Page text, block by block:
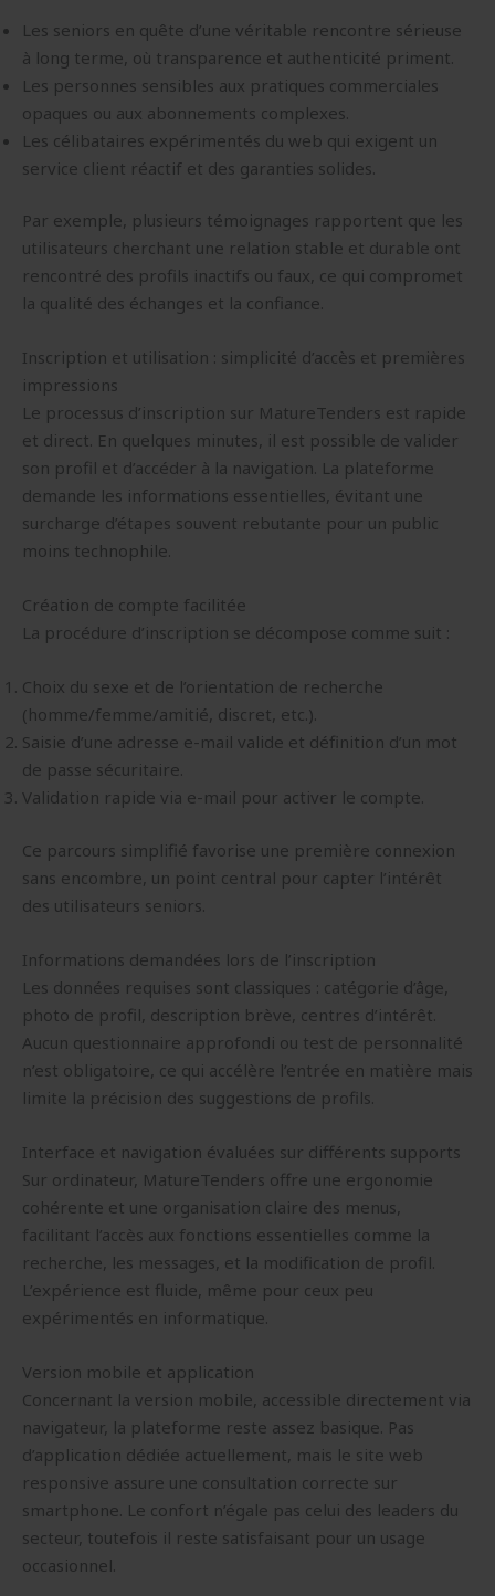
Les seniors en quête d’une véritable rencontre sérieuse
à long terme, où transparence et authenticité priment.
Les personnes sensibles aux pratiques commerciales
opaques ou aux abonnements complexes.
Les célibataires expérimentés du web qui exigent un
service client réactif et des garanties solides.
Par exemple, plusieurs témoignages rapportent que les
utilisateurs cherchant une relation stable et durable ont
rencontré des profils inactifs ou faux, ce qui compromet
la qualité des échanges et la confiance.
Inscription et utilisation : simplicité d’accès et premières
impressions
Le processus d’inscription sur MatureTenders est rapide
et direct. En quelques minutes, il est possible de valider
son profil et d’accéder à la navigation. La plateforme
demande les informations essentielles, évitant une
surcharge d’étapes souvent rebutante pour un public
moins technophile.
Création de compte facilitée
La procédure d’inscription se décompose comme suit :
Choix du sexe et de l’orientation de recherche
(homme/femme/amitié, discret, etc.).
Saisie d’une adresse e-mail valide et définition d’un mot
de passe sécuritaire.
Validation rapide via e-mail pour activer le compte.
Ce parcours simplifié favorise une première connexion
sans encombre, un point central pour capter l’intérêt
des utilisateurs seniors.
Informations demandées lors de l’inscription
Les données requises sont classiques : catégorie d’âge,
photo de profil, description brève, centres d’intérêt.
Aucun questionnaire approfondi ou test de personnalité
n’est obligatoire, ce qui accélère l’entrée en matière mais
limite la précision des suggestions de profils.
Interface et navigation évaluées sur différents supports
Sur ordinateur, MatureTenders offre une ergonomie
cohérente et une organisation claire des menus,
facilitant l’accès aux fonctions essentielles comme la
recherche, les messages, et la modification de profil.
L’expérience est fluide, même pour ceux peu
expérimentés en informatique.
Version mobile et application
Concernant la version mobile, accessible directement via
navigateur, la plateforme reste assez basique. Pas
d’application dédiée actuellement, mais le site web
responsive assure une consultation correcte sur
smartphone. Le confort n’égale pas celui des leaders du
secteur, toutefois il reste satisfaisant pour un usage
occasionnel.